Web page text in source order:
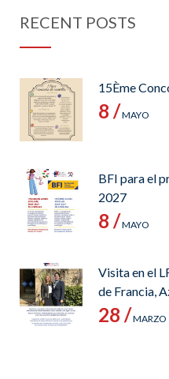
RECENT POSTS
15Ème
8 /MAYO
BFI para el
2027
8 /MAYO
Visita en el
de Francia,
28 /MARZO